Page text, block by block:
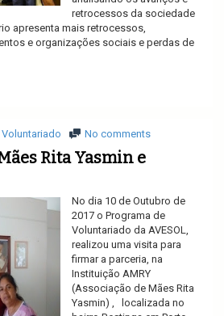
retrocessos da sociedade
apresenta mais retrocessos,
e organizações sociais e perdas de
Voluntariado No comments
Rita Yasmin e
No dia 10 de Outubro de
2017 o Programa de
Voluntariado da AVESOL,
realizou uma visita para
firmar a parceria, na
Instituição AMRY
(Associação de Mães Rita
Yasmin) , localizada no